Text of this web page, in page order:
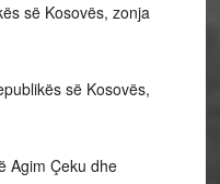
së Kosovës, zonja
së Kosovës,
Agim Çeku dhe